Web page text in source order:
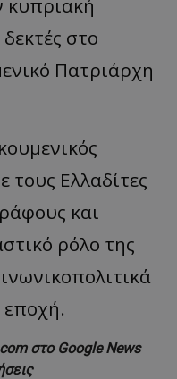
στο
Πατριάρχη
τους Ελλαδίτες
και
ρόλο της
στο Google News